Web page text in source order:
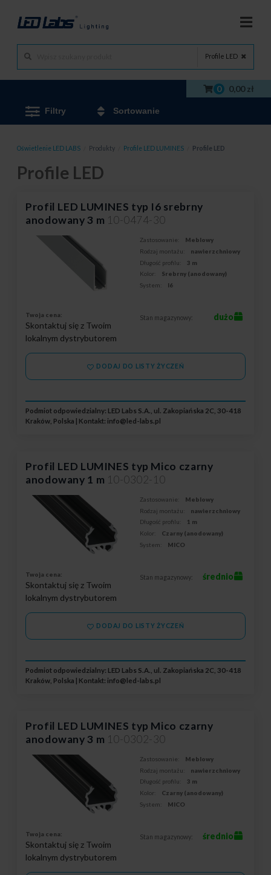
Profile LED
0 0,00 zł
Filtry Sortowanie
Oświetlenie LED LABS Produkty Profile LED LUMINES Profile LED
Profile LED
Profil LED LUMINES typ I6 srebrny
anodowany 3 m 10-0474-30
Zastosowanie:
Meblowy
Rodzaj montażu:
nawierzchniowy
Długość profilu:
3 m
Kolor:
Srebrny (anodowany)
System:
I6
Twoja cena:
Skontaktuj się z Twoim
lokalnym dystrybutorem
Stan magazynowy: dużo
DODAJ DO LISTY ŻYCZEŃ
Podmiot odpowiedzialny: LED Labs S.A., ul. Zakopiańska 2C, 30-418
Kraków, Polska | Kontakt: info@led-labs.pl
Profil LED LUMINES typ Mico czarny
anodowany 1 m 10-0302-10
Zastosowanie:
Meblowy
Rodzaj montażu:
nawierzchniowy
Długość profilu:
1 m
Kolor:
Czarny (anodowany)
System:
MICO
Twoja cena:
Skontaktuj się z Twoim
lokalnym dystrybutorem
Stan magazynowy: średnio
DODAJ DO LISTY ŻYCZEŃ
Podmiot odpowiedzialny: LED Labs S.A., ul. Zakopiańska 2C, 30-418
Kraków, Polska | Kontakt: info@led-labs.pl
Profil LED LUMINES typ Mico czarny
anodowany 3 m 10-0302-30
Zastosowanie:
Meblowy
Rodzaj montażu:
nawierzchniowy
Długość profilu:
3 m
Kolor:
Czarny (anodowany)
System:
MICO
Twoja cena:
Skontaktuj się z Twoim
lokalnym dystrybutorem
Stan magazynowy: średnio